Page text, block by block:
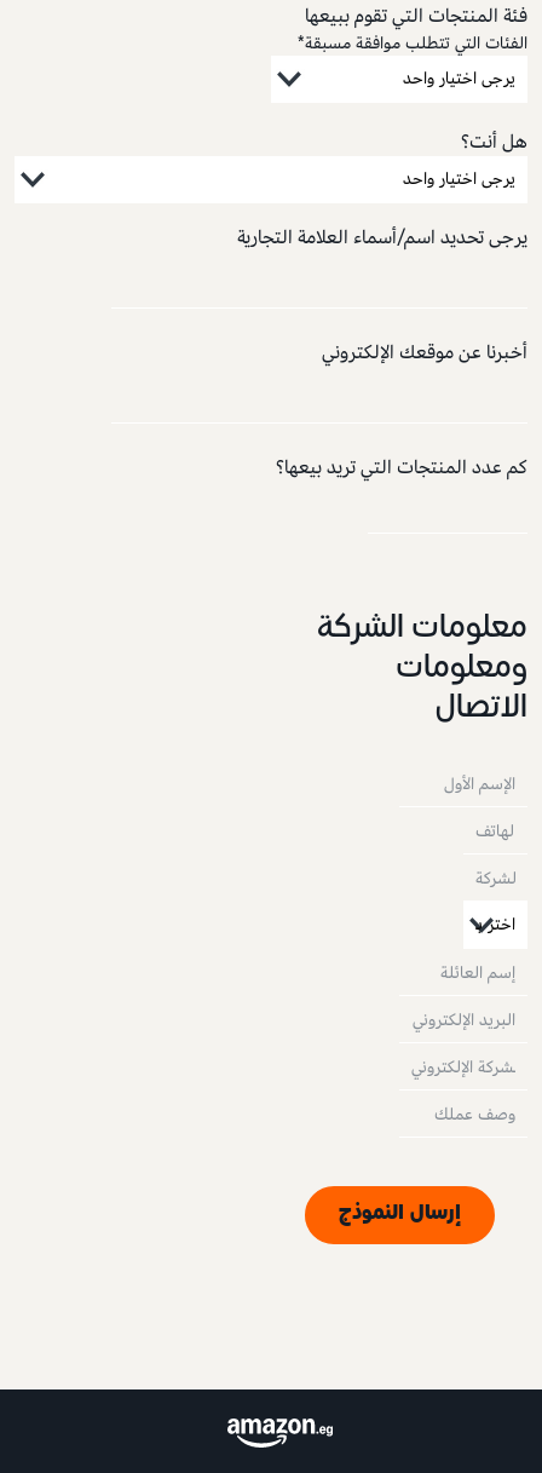
فئة المنتجات التي تقوم ببيعها
الفئات التي تتطلب موافقة مسبقة*
هل أنت؟
يرجى تحديد اسم/أسماء العلامة التجارية
أخبرنا عن موقعك الإلكتروني
كم عدد المنتجات التي تريد بيعها؟
معلومات الشركة
ومعلومات
الاتصال
إرسال النموذج